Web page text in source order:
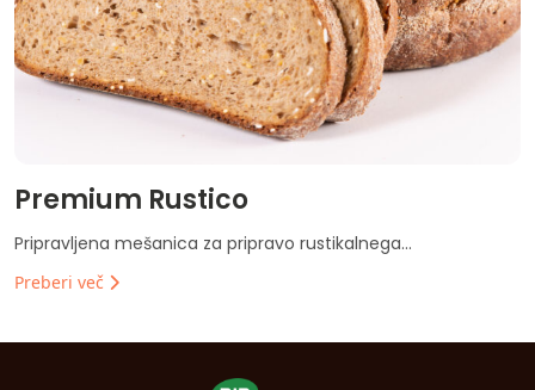
Premium Rustico
Pripravljena mešanica za pripravo rustikalnega...
Preberi več